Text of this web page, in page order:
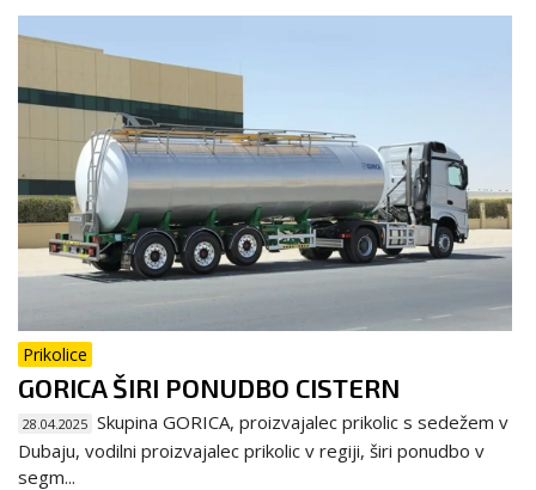
Prikolice
GORICA ŠIRI PONUDBO CISTERN
28.04.2025 Skupina GORICA, proizvajalec prikolic s sedežem v
Dubaju, vodilni proizvajalec prikolic v regiji, širi ponudbo v
segm...